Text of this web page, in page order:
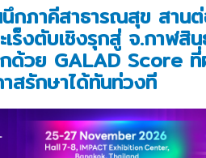
กภาคีสาธารณสุข สานต่
ร็งตับเชิงรุกสู่ จ.กาฬสิ
กด้วย GALAD Score
สรักษาได้ทันท่วงที